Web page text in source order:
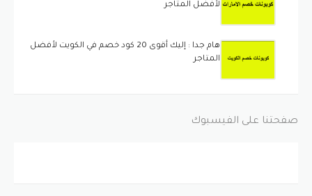
لأفضل المتاجر
هام جدا : إليك أقوى 20 كود خصم في الكويت لأفضل
المتاجر
صفحتنا على الفيسبوك